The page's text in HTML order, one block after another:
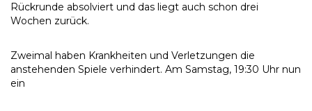
Rückrunde absolviert und das liegt auch schon drei
Wochen zurück.
Zweimal haben Krankheiten und Verletzungen die
anstehenden Spiele verhindert. Am Samstag, 19:30 Uhr nun
ein